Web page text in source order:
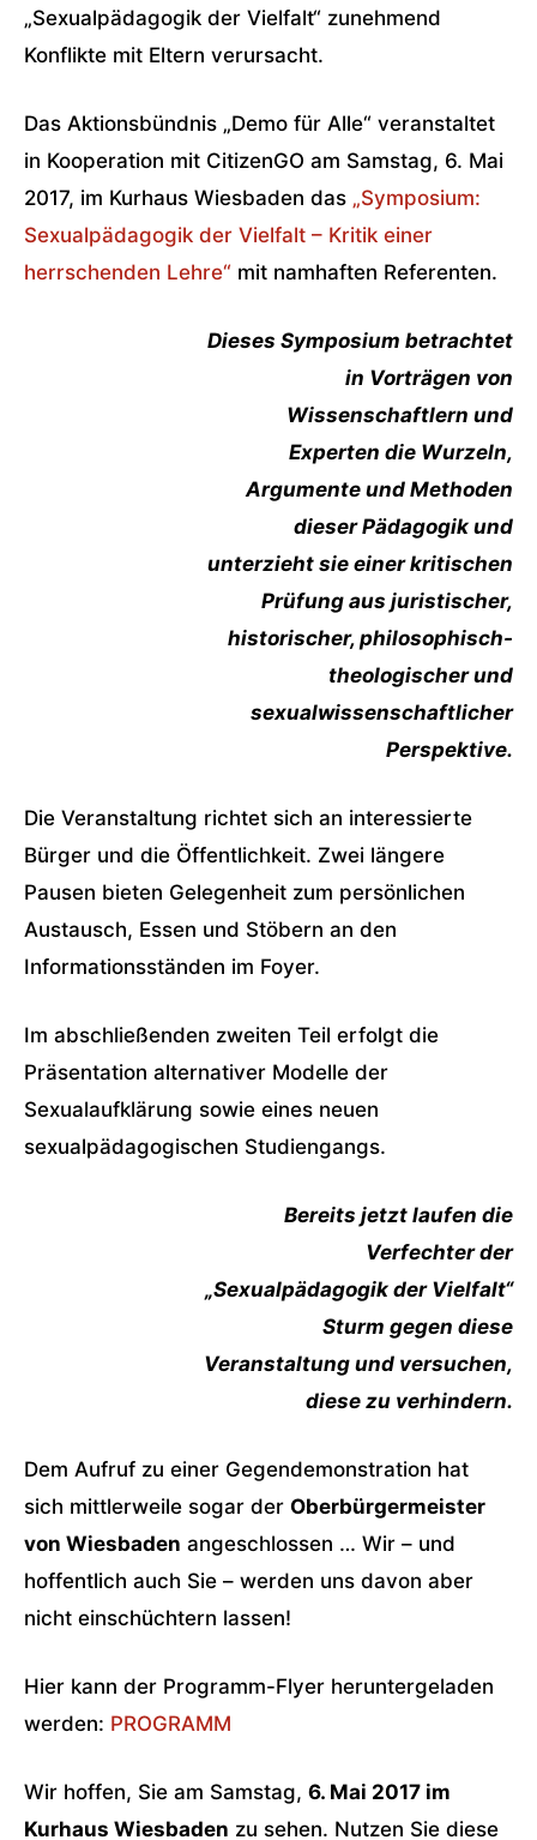
„Sexualpädagogik der Vielfalt“ zunehmend
Konflikte mit Eltern verursacht.
Das Aktionsbündnis „Demo für Alle“ veranstaltet
in Kooperation mit CitizenGO am Samstag, 6. Mai
2017, im Kurhaus Wiesbaden das „Symposium:
Sexualpädagogik der Vielfalt – Kritik einer
herrschenden Lehre“ mit namhaften Referenten.
Dieses Symposium betrachtet
in Vorträgen von
Wissenschaftlern und
Experten die Wurzeln,
Argumente und Methoden
dieser Pädagogik und
unterzieht sie einer kritischen
Prüfung aus juristischer,
historischer, philosophisch-
theologischer und
sexualwissenschaftlicher
Perspektive.
Die Veranstaltung richtet sich an interessierte
Bürger und die Öffentlichkeit. Zwei längere
Pausen bieten Gelegenheit zum persönlichen
Austausch, Essen und Stöbern an den
Informationsständen im Foyer.
Im abschließenden zweiten Teil erfolgt die
Präsentation alternativer Modelle der
Sexualaufklärung sowie eines neuen
sexualpädagogischen Studiengangs.
Bereits jetzt laufen die
Verfechter der
„Sexualpädagogik der Vielfalt“
Sturm gegen diese
Veranstaltung und versuchen,
diese zu verhindern.
Dem Aufruf zu einer Gegendemonstration hat
sich mittlerweile sogar der Oberbürgermeister
von Wiesbaden angeschlossen … Wir – und
hoffentlich auch Sie – werden uns davon aber
nicht einschüchtern lassen!
Hier kann der Programm-Flyer heruntergeladen
werden: PROGRAMM
Wir hoffen, Sie am Samstag, 6. Mai 2017 im
Kurhaus Wiesbaden zu sehen. Nutzen Sie diese